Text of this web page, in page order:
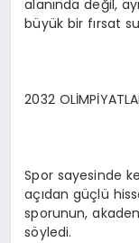
alanında değil,
büyük bir fırsat
2032
Spor sayesinde
açıdan güçlü
sporunun,
söyledi.